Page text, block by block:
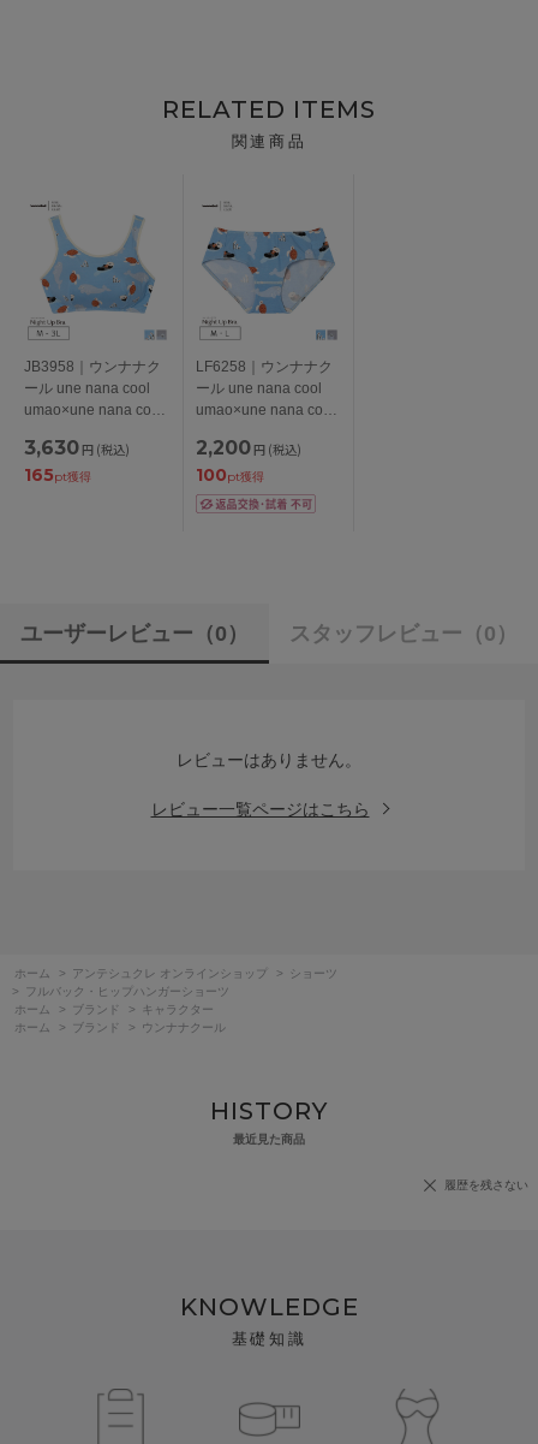
RELATED ITEMS
関連商品
JB3958｜ウンナナク
ール une nana cool
umao×une nana cool
ンワイヤーブラ
M/L/LL/3L
3,630 円 (税込)
165pt獲得
LF6258｜ウンナナク
ール une nana cool
umao×une nana cool
スタンダードショーツ
M/L
2,200 円 (税込)
100pt獲得
ユーザーレビュー （0） スタッフレビュー （0）
レビューはありません。
レビュー一覧ページはこちら
ホーム > アンテシュクレ オンラインショップ >
ショーツ
>
フルバック・ヒップハンガーショーツ
ホーム
> ブランド >
キャラクター
ホーム
> ブランド > ウンナナクール
HISTORY
最近見た商品
履歴を残さない
KNOWLEDGE
基礎知識